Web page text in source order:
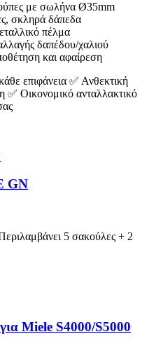
με σωλήνα Ø35mm
σκληρά δάπεδα
πέλμα
δαπέδου/χαλιού
και αφαίρεση
επιφάνεια ✅ Ανθεκτική
✅ Οικονομικό ανταλλακτικό
GN
5 σακούλες + 2
Miele S4000/S5000